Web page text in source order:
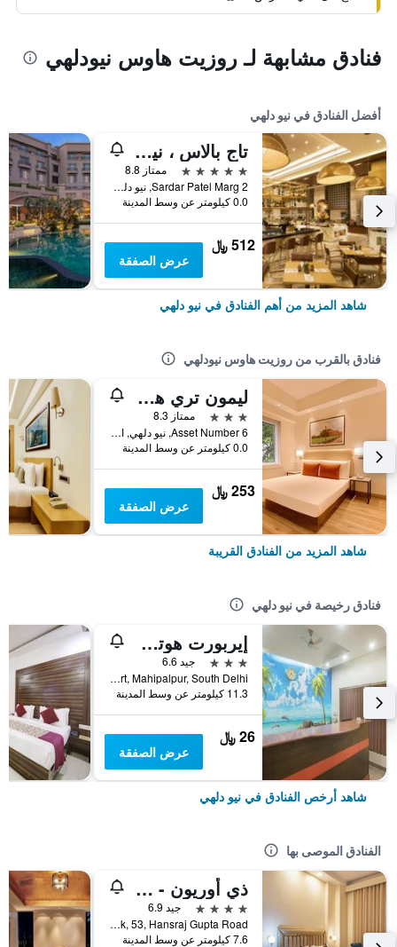
فنادق مشابهة لـ روزيت هاوس نيودلهي
أفضل الفنادق في نيو دلهي
تاج بالاس ، نيودلهي
5 نجوم
ممتاز 8.8
2 Sardar Patel Marg, نيو دلهي, الهند
0.0 كيلومتر عن وسط المدينة
512 ﷼
عرض الصفقة
شاهد المزيد من أهم الفنادق في نيو دلهي
فنادق بالقرب من روزيت هاوس نيودلهي
ليمون تري هوتل، دلهي أيربورت
3 نجوم
ممتاز 8.3
Asset Number 6, نيو دلهي, الهند
0.0 كيلومتر عن وسط المدينة
253 ﷼
عرض الصفقة
شاهد المزيد من الفنادق القريبة
فنادق رخيصة في نيو دلهي
إيربورت هوتل مايانك ريزيدنسي
3 نجوم
جيد 6.6
A-230, Street No-2, Near Indira Gandhi International Airport, Mahipalpur, South Delhi, نيو دلهي, الهند
11.3 كيلومتر عن وسط المدينة
26 ﷼
عرض الصفقة
شاهد أرخص الفنادق في نيو دلهي
الفنادق الموصى بها
ذي أوريون - جريتر كايلاش
4 نجوم
جيد 6.9
R Block, 53, Hansraj Gupta Road, نيو دلهي, الهند
7.6 كيلومتر عن وسط المدينة